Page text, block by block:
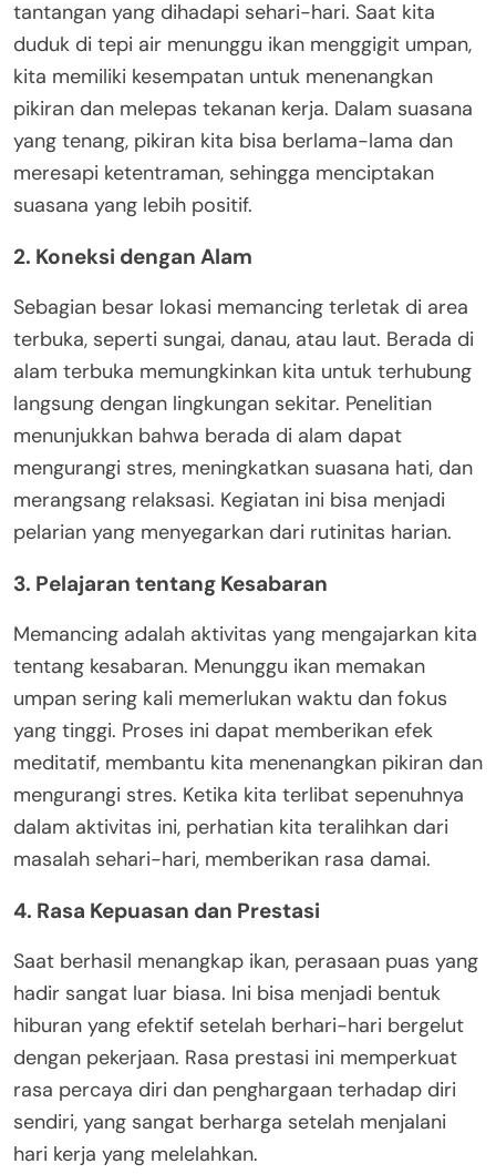
tantangan yang dihadapi sehari-hari. Saat kita
duduk di tepi air menunggu ikan menggigit umpan,
kita memiliki kesempatan untuk menenangkan
pikiran dan melepas tekanan kerja. Dalam suasana
yang tenang, pikiran kita bisa berlama-lama dan
meresapi ketentraman, sehingga menciptakan
suasana yang lebih positif.
2. Koneksi dengan Alam
Sebagian besar lokasi memancing terletak di area
terbuka, seperti sungai, danau, atau laut. Berada di
alam terbuka memungkinkan kita untuk terhubung
langsung dengan lingkungan sekitar. Penelitian
menunjukkan bahwa berada di alam dapat
mengurangi stres, meningkatkan suasana hati, dan
merangsang relaksasi. Kegiatan ini bisa menjadi
pelarian yang menyegarkan dari rutinitas harian.
3. Pelajaran tentang Kesabaran
Memancing adalah aktivitas yang mengajarkan kita
tentang kesabaran. Menunggu ikan memakan
umpan sering kali memerlukan waktu dan fokus
yang tinggi. Proses ini dapat memberikan efek
meditatif, membantu kita menenangkan pikiran dan
mengurangi stres. Ketika kita terlibat sepenuhnya
dalam aktivitas ini, perhatian kita teralihkan dari
masalah sehari-hari, memberikan rasa damai.
4. Rasa Kepuasan dan Prestasi
Saat berhasil menangkap ikan, perasaan puas yang
hadir sangat luar biasa. Ini bisa menjadi bentuk
hiburan yang efektif setelah berhari-hari bergelut
dengan pekerjaan. Rasa prestasi ini memperkuat
rasa percaya diri dan penghargaan terhadap diri
sendiri, yang sangat berharga setelah menjalani
hari kerja yang melelahkan.